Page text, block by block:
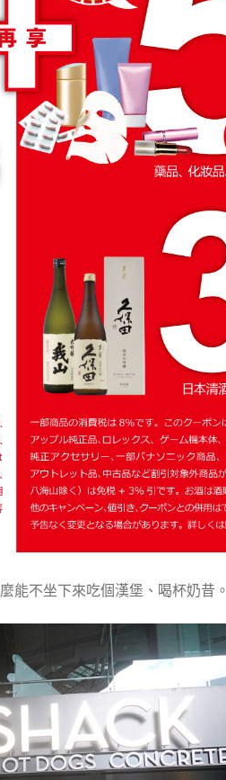
能不坐下來吃個漢堡、喝杯奶昔。